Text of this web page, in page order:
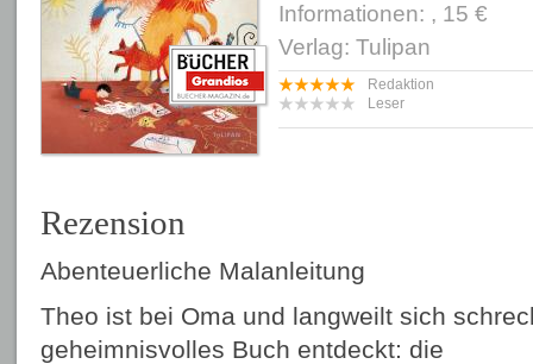
Informationen: , 15 €
Verlag: Tulipan
Redaktion
Leser
Rezension
Abenteuerliche Malanleitung
Theo ist bei Oma und langweilt sich
geheimnisvolles Buch entdeckt: die